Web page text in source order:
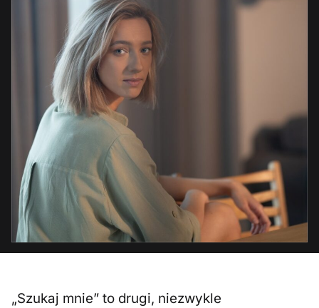
„Szukaj mnie” to drugi, niezwykle